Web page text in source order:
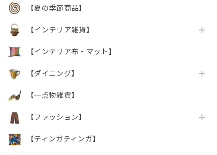
【夏の季節商品】
【インテリア雑貨】
【インテリア布・マット】
【ダイニング】
【一点物雑貨】
【ファッション】
【ティンガティンガ】